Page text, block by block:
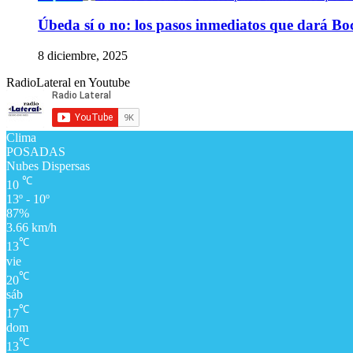
Úbeda sí o no: los pasos inmediatos que dará
8 diciembre, 2025
RadioLateral en Youtube
Clima
POSADAS
Nubes Dispersas
10 ℃
13º - 10º
87%
3.66 km/h
13℃
vie
20℃
sáb
17℃
dom
13℃